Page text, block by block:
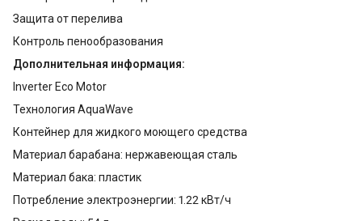
Защита от перелива
Контроль пенообразования
Дополнительная информация:
Inverter Eco Motor
Технология AquaWave
Контейнер для жидкого моющего средства
Материал барабана: нержавеющая сталь
Материал бака: пластик
Потребление электроэнергии: 1.22 кВт/ч